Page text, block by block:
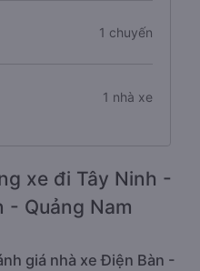
1 chuyến
1 nhà xe
xe đi Tây Ninh -
- Quảng Nam
giá nhà xe Điện Bàn -